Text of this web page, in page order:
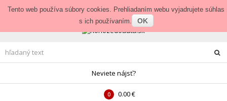
Prihlásenie • Veľkoobchod
Neviete nájsť?
0 0.00 €
Tento web používa súbory cookies. Prehliadaním webu vyjadrujete súhlas
s ich používaním.
OK